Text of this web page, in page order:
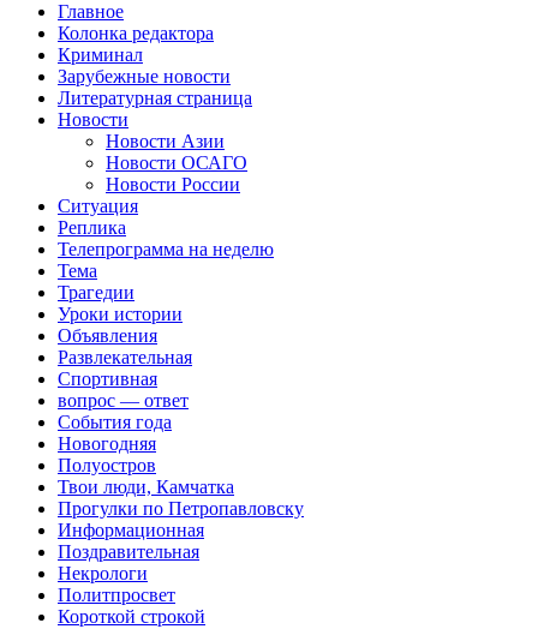
Главное
Колонка редактора
Криминал
Зарубежные новости
Литературная страница
Новости
Новости Азии
Новости ОСАГО
Новости России
Ситуация
Реплика
Телепрограмма на неделю
Тема
Трагедии
Уроки истории
Объявления
Развлекательная
Спортивная
вопрос — ответ
События года
Новогодняя
Полуостров
Твои люди, Камчатка
Прогулки по Петропавловску
Информационная
Поздравительная
Некрологи
Политпросвет
Короткой строкой